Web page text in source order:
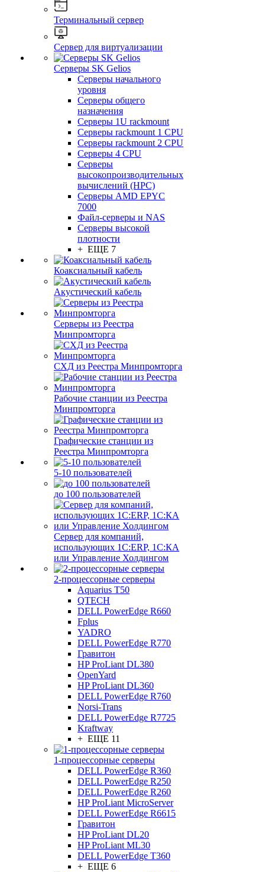
Терминальный сервер
Сервер для виртуализации
Серверы SK Gelios
Серверы начального
уровня
Серверы общего
назначения
Серверы 1U rackmount
Серверы rackmount 1 CPU
Серверы rackmount 2 CPU
Серверы 4 CPU
Серверы
высокопроизводительных
вычислений (HPC)
Серверы AMD EPYC
7000
Файл-серверы и NAS
Серверы высокой
плотности
+ ЕЩЕ 7
Коаксиальный кабель
Акустический кабель
Серверы из Реестра
Минпромторга
СХД из Реестра Минпромторга
Рабочие станции из Реестра
Минпромторга
Графические станции из
Реестра Минпромторга
5-10 пользователей
до 100 пользователей
Сервер для компаний,
использующих 1C:ERP, 1С:КА
или Управление Холдингом
2-процессорные серверы
Aquarius T50
QTECH
DELL PowerEdge R660
Fplus
YADRO
DELL PowerEdge R770
Гравитон
HP ProLiant DL380
OpenYard
HP ProLiant DL360
DELL PowerEdge R760
Norsi-Trans
DELL PowerEdge R7725
Kraftway
+ ЕЩЕ 11
1-процессорные серверы
DELL PowerEdge R360
DELL PowerEdge R250
DELL PowerEdge R260
HP ProLiant MicroServer
DELL PowerEdge R6615
Гравитон
HP ProLiant DL20
HP ProLiant ML30
DELL PowerEdge T360
+ ЕЩЕ 6